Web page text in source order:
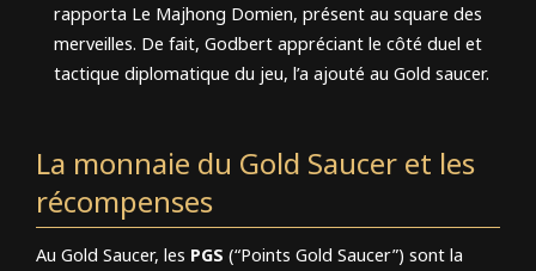
rapporta Le Majhong Domien, présent au square des
merveilles. De fait, Godbert appréciant le côté duel et
tactique diplomatique du jeu, l’a ajouté au Gold saucer.
La monnaie du Gold Saucer et les
récompenses
Au Gold Saucer, les PGS (“Points Gold Saucer”) sont la